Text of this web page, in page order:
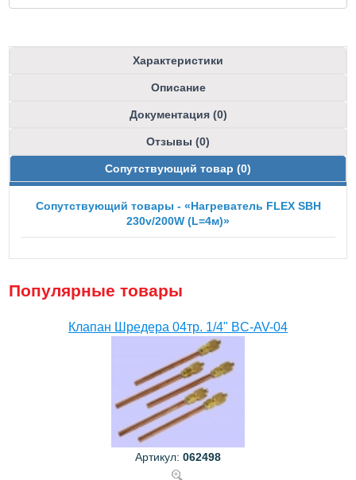
Характеристики
Описание
Документация (0)
Отзывы (0)
Сопутствующий товар (0)
Сопутствующий товары - «Нагреватель FLEX SBH
230v/200W (L=4м)»
Популярные товары
Клапан Шредера 04тр. 1/4" BC-AV-04
Артикул: 062498